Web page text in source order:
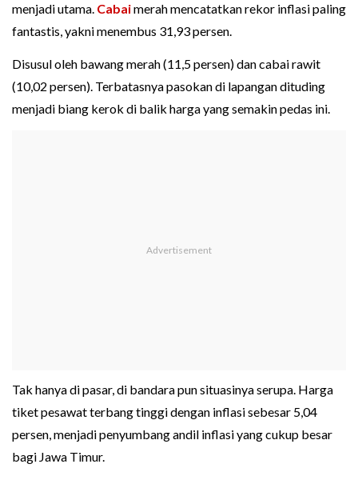
menjadi utama. Cabaimerah mencatatkan rekor inflasi paling
fantastis, yakni menembus 31,93 persen.
Disusul oleh bawang merah (11,5 persen) dan cabai rawit
(10,02 persen). Terbatasnya pasokan di lapangan dituding
menjadi biang kerok di balik harga yang semakin pedas ini.
Tak hanya di pasar, di bandara pun situasinya serupa. Harga
tiket pesawat terbang tinggi dengan inflasi sebesar 5,04
persen, menjadi penyumbang andil inflasi yang cukup besar
bagi Jawa Timur.